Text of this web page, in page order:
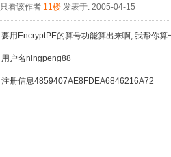
只看该作者 11楼 发表于: 2005-04-15
要用EncryptPE的算号功能算出来啊, 我帮你算
用户名ningpeng88
注册信息4859407AE8FDEA6846216A72